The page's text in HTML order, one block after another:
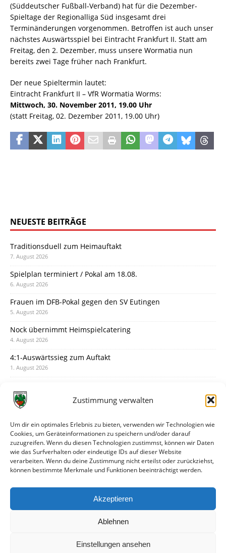
Zustimmung verwalten
Um dir ein optimales Erlebnis zu bieten, verwenden wir Technologien wie
Cookies, um Geräteinformationen zu speichern und/oder darauf
zuzugreifen. Wenn du diesen Technologien zustimmst, können wir Daten
wie das Surfverhalten oder eindeutige IDs auf dieser Website
verarbeiten. Wenn du deine Zustimmung nicht erteilst oder zurückziehst,
können bestimmte Merkmale und Funktionen beeinträchtigt werden.
Akzeptieren
Ablehnen
Einstellungen ansehen
(Süddeutscher Fußball-Verband) hat für die Dezember-
Spieltage der Regionalliga Süd insgesamt drei
Terminänderungen vorgenommen. Betroffen ist auch unser
nächstes Auswärtsspiel bei Eintracht Frankfurt II. Statt am
Freitag, den 2. Dezember, muss unsere Wormatia nun
bereits zwei Tage früher nach Frankfurt.
Der neue Spieltermin lautet:
Eintracht Frankfurt II – VfR Wormatia Worms:
Mittwoch, 30. November 2011, 19.00 Uhr
(statt Freitag, 02. Dezember 2011, 19.00 Uhr)
NEUESTE BEITRÄGE
Traditionsduell zum Heimauftakt
7. August 2026
Spielplan terminiert / Pokal am 18.08.
6. August 2026
Frauen im DFB-Pokal gegen den SV Eutingen
5. August 2026
Nock übernimmt Heimspielcatering
4. August 2026
4:1-Auswärtssieg zum Auftakt
1. August 2026
31. Juli 2026
30. Juli 2026
Deine Spielminute: 89+1
28. Juli 2026
Neuer Rückensponsor
Neue Podcast-Folge: So tickt Björn!
27. Juli 2026